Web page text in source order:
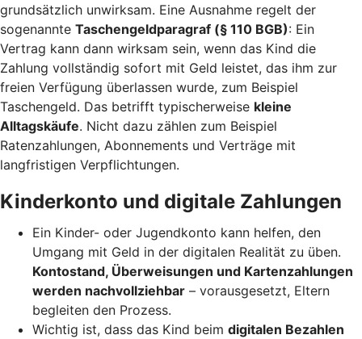
grundsätzlich unwirksam. Eine Ausnahme regelt der
sogenannte Taschengeldparagraf (§ 110 BGB): Ein
Vertrag kann dann wirksam sein, wenn das Kind die
Zahlung vollständig sofort mit Geld leistet, das ihm zur
freien Verfügung überlassen wurde, zum Beispiel
Taschengeld. Das betrifft typischerweise kleine
Alltagskäufe. Nicht dazu zählen zum Beispiel
Ratenzahlungen, Abonnements und Verträge mit
langfristigen Verpflichtungen.
Kinderkonto und digitale Zahlungen
Ein Kinder- oder Jugendkonto kann helfen, den
Umgang mit Geld in der digitalen Realität zu üben.
Kontostand, Überweisungen und Kartenzahlungen
werden nachvollziehbar – vorausgesetzt, Eltern
begleiten den Prozess.
Wichtig ist, dass das Kind beim digitalen Bezahlen